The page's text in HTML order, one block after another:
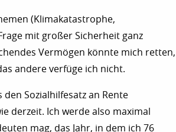
(Klimakatastrophe,
mit großer Sicherheit ganz
Vermögen könnte mich retten,
andere verfüge ich nicht.
den Sozialhilfesatz an Rente
derzeit. Ich werde also maximal
mag, das Jahr, in dem ich 76